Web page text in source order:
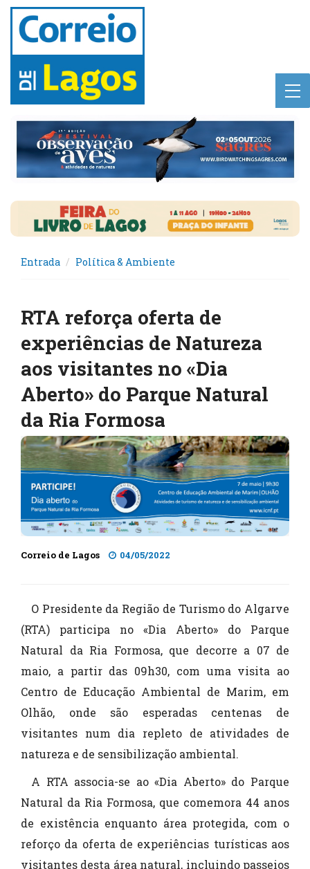
Entrada Política & Ambiente
RTA reforça oferta de
experiências de Natureza
aos visitantes no «Dia
Aberto» do Parque Natural
da Ria Formosa
Correio de Lagos 04/05/2022
O Presidente da Região de Turismo do Algarve
(RTA) participa no «Dia Aberto» do Parque
Natural da Ria Formosa, que decorre a 07 de
maio, a partir das 09h30, com uma visita ao
Centro de Educação Ambiental de Marim, em
Olhão, onde são esperadas centenas de
visitantes num dia repleto de atividades de
natureza e de sensibilização ambiental.
A RTA associa-se ao «Dia Aberto» do Parque
Natural da Ria Formosa, que comemora 44 anos
de existência enquanto área protegida, com o
reforço da oferta de experiências turísticas aos
visitantes desta área natural, incluindo passeios